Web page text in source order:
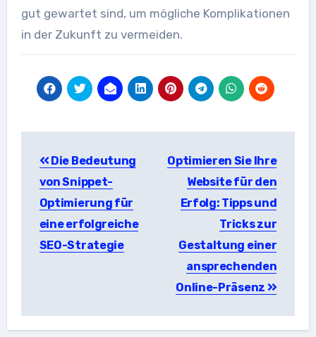
gut gewartet sind, um mögliche Komplikationen
in der Zukunft zu vermeiden.
Die Bedeutung
von Snippet-
Optimierung für
eine erfolgreiche
SEO-Strategie
Optimieren Sie Ihre
Website für den
Erfolg: Tipps und
Tricks zur
Gestaltung einer
ansprechenden
Online-Präsenz